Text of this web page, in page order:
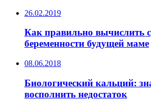
26.02.2019
Как правильно вычислить
беременности будущей маме
08.06.2018
Биологический кальций:
восполнить недостаток